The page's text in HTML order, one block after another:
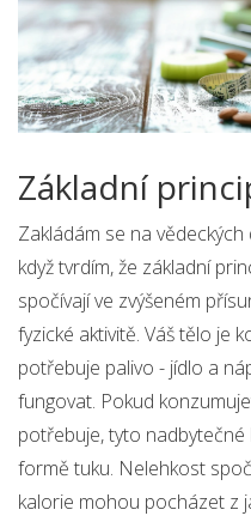
Základní
Zakládám se na
když tvrdím, že základní
spočívají ve zvýšeném
fyzické aktivitě. Váš tělo je
potřebuje palivo - jídlo a
fungovat. Pokud
potřebuje, tyto nadbytečné
formě tuku. Nelehkost
kalorie mohou pocházet z